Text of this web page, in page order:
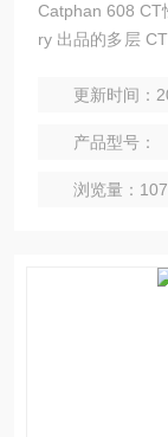
Catphan 608 CT
ry 出品的多层
辨率精准测量、
更新时间：
产品型号：
浏览量：107